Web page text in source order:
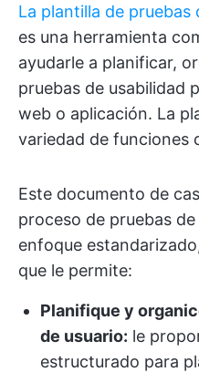
La plantilla de pruebas
es una herramienta
ayudarle a planificar,
pruebas de usabilidad
web o aplicación. La
variedad de funciones
Este documento de
proceso de pruebas
enfoque
que le permite:
Planifique y
de usuario: le
estructurado para